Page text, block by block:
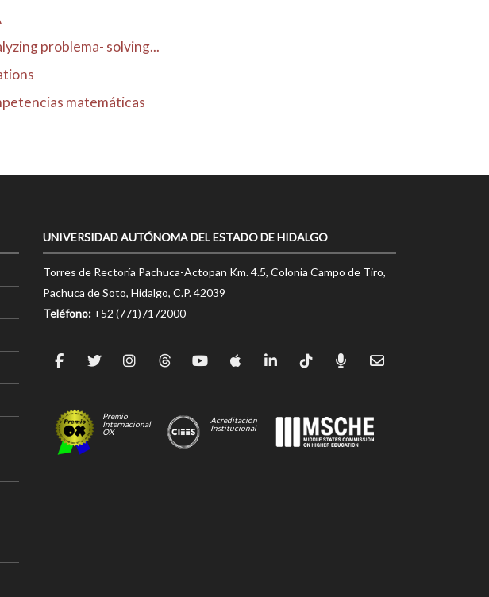
problema- solving...
matemáticas
UNIVERSIDAD AUTÓNOMA DEL ESTADO DE HIDALGO
Torres de Rectoría Pachuca-Actopan Km. 4.5, Colonia Campo de Tiro,
Pachuca de Soto, Hidalgo, C.P. 42039
Teléfono: +52 (771)7172000
Premio
Internacional
OX
Acreditación
Institucional